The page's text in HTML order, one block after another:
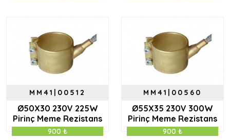
MM41|00512
Ø50X30 230V 225W
Pirinç Meme Rezistans
900 ₺
MM41|00560
Ø55X35 230V 300W
Pirinç Meme Rezistans
900 ₺